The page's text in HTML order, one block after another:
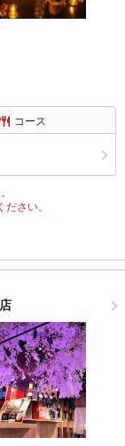
コース
さい。